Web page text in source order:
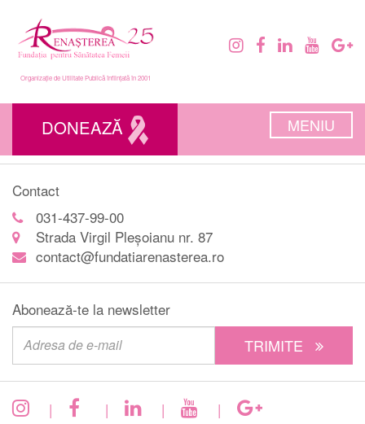
Organizație de Utilitate Publică înființată în 2001
DONEAZĂ MENIU
Contact
031-437-99-00
Strada Virgil Pleșoianu nr. 87
contact@fundatiarenasterea.ro
Abonează-te la newsletter
TRIMITE
| | |
|